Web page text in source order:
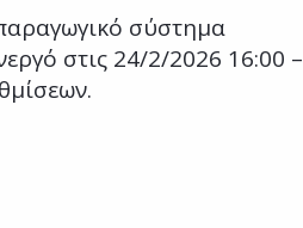
σύστημα
στις 24/2/2026 16:00 –